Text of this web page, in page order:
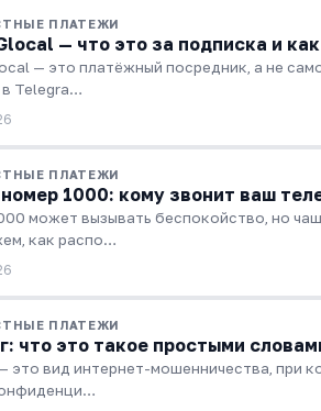
ПЛАТЕЖИ
— что это за подписка и
— это платёжный посредник, а не
Telegra…
ПЛАТЕЖИ
1000: кому звонит ваш
может вызывать беспокойство, но
как распо…
ПЛАТЕЖИ
что это такое простыми
это вид интернет-мошенничества, при